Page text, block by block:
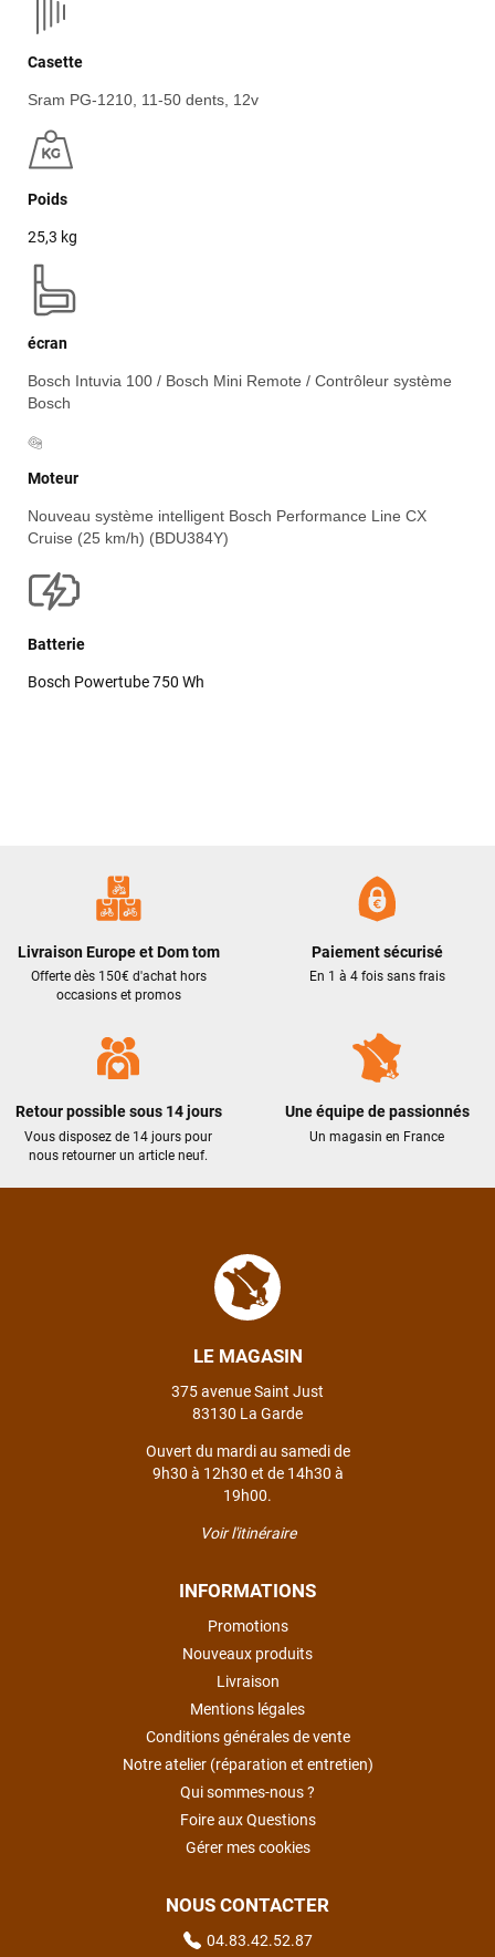
Casette
Sram PG-1210, 11-50 dents, 12v
Poids
25,3 kg
écran
Bosch Intuvia 100 / Bosch Mini Remote / Contrôleur système
Bosch
Moteur
Nouveau système intelligent Bosch Performance Line CX
Cruise (25 km/h) (BDU384Y)
Batterie
Bosch Powertube 750 Wh
Livraison Europe et Dom tom
Offerte dès 150€ d'achat hors
occasions et promos
Paiement sécurisé
En 1 à 4 fois sans frais
Retour possible sous 14 jours
Vous disposez de 14 jours pour
nous retourner un article neuf.
Une équipe de passionnés
Un magasin en France
LE MAGASIN
375 avenue Saint Just
83130 La Garde
Ouvert du mardi au samedi de
9h30 à 12h30 et de 14h30 à
19h00.
Voir l'itinéraire
INFORMATIONS
Promotions
Nouveaux produits
Livraison
Mentions légales
Conditions générales de vente
Notre atelier (réparation et entretien)
Qui sommes-nous ?
Foire aux Questions
Gérer mes cookies
NOUS CONTACTER
04.83.42.52.87